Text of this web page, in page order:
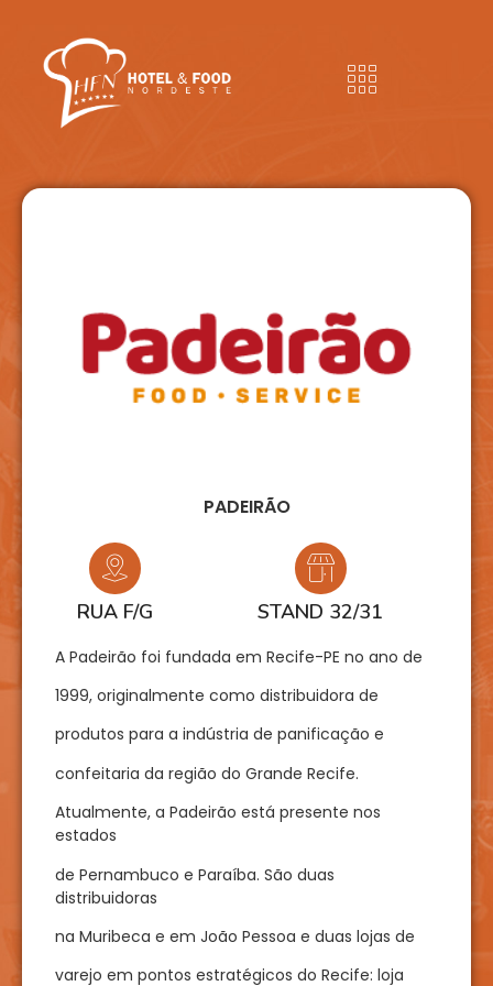
PADEIRÃO
RUA F/G STAND 32/31
A Padeirão foi fundada em Recife-PE no ano de
1999, originalmente como distribuidora de
produtos para a indústria de panificação e
confeitaria da região do Grande Recife.
Atualmente, a Padeirão está presente nos
estados
de Pernambuco e Paraíba. São duas
distribuidoras
na Muribeca e em João Pessoa e duas lojas de
varejo em pontos estratégicos do Recife: loja